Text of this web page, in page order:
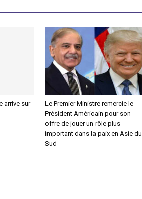
arrive sur
Le Premier Ministre remercie le
Président Américain pour son
offre de jouer un rôle plus
important dans la paix en Asie du
Sud